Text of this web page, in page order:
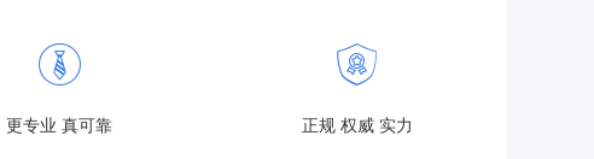
更专业 真可靠 正规 权威 实力